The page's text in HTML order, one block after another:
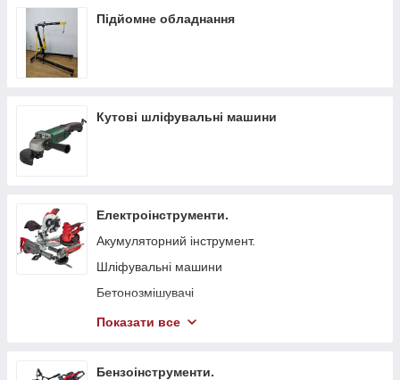
Підйомне обладнання
Кутові шліфувальні машини
Електроінструменти.
Акумуляторний інструмент.
Шліфувальні машини
Бетонозмішувачі
Болгарка (КШМ)
Вібратори глибинні для бетону
Показати все
Бензоінструменти.